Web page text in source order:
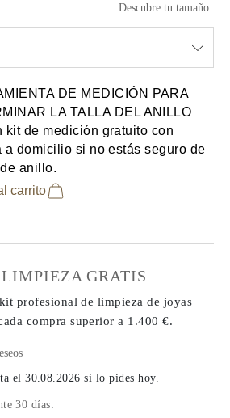
Descubre tu tamaño
DE MEDICIÓN PARA
LA TALLA DEL ANILLO
kit de medición gratuito con
a domicilio si no estás seguro de
anillo.
carrito
GRATIS
profesional de limpieza de joyas
comprasuperior a 1.400 €.
el30.08.2026 si lo pides hoy.
30 días.